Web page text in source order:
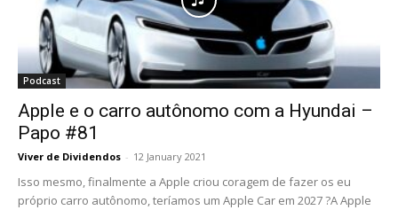
Podcast
Apple e o carro autônomo com a Hyundai –
Papo #81
Viver de Dividendos - 12 January 2021
Isso mesmo, finalmente a Apple criou coragem de fazer os eu
próprio carro autônomo, teríamos um Apple Car em 2027 ?A Apple